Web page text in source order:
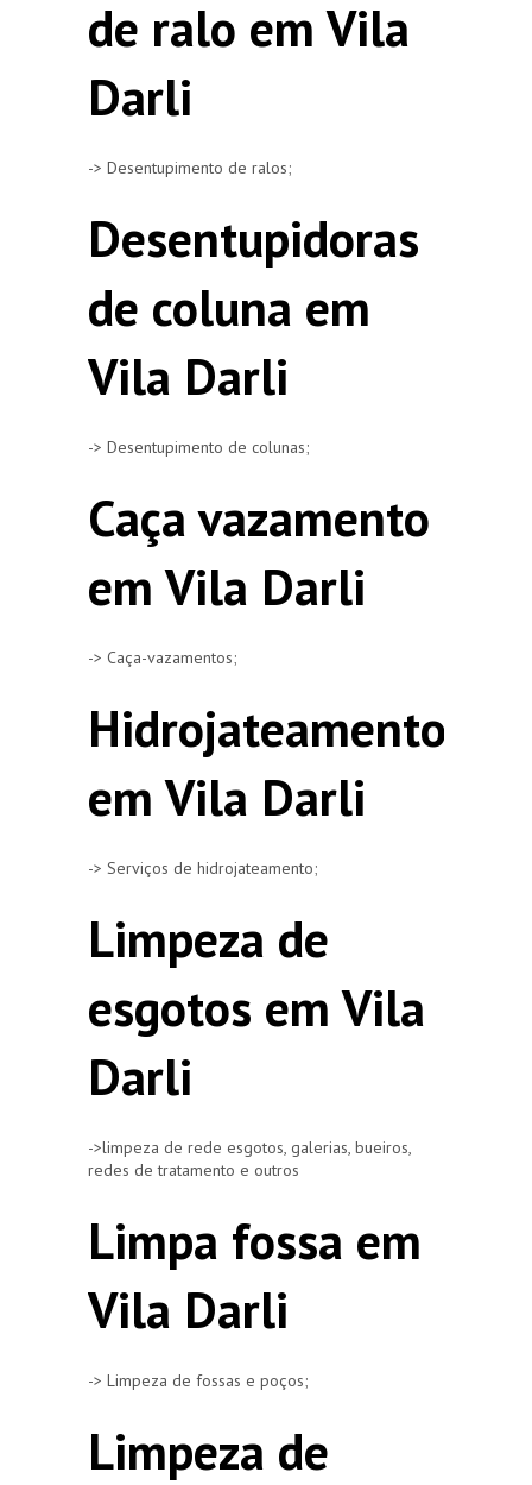
de ralo em Vila
Darli
-> Desentupimento de ralos;
Desentupidoras
de coluna em
Vila Darli
-> Desentupimento de colunas;
Caça vazamento
em Vila Darli
-> Caça-vazamentos;
Hidrojateamento
em Vila Darli
-> Serviços de hidrojateamento;
Limpeza de
esgotos em Vila
Darli
->limpeza de rede esgotos, galerias, bueiros,
redes de tratamento e outros
Limpa fossa em
Vila Darli
-> Limpeza de fossas e poços;
Limpeza de